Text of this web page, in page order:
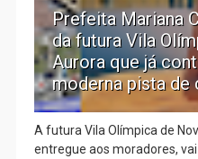
Prefeita Mariana
da futura Vila
Aurora que já
moderna pista de
A futura Vila Olímpica de
entregue aos moradores,